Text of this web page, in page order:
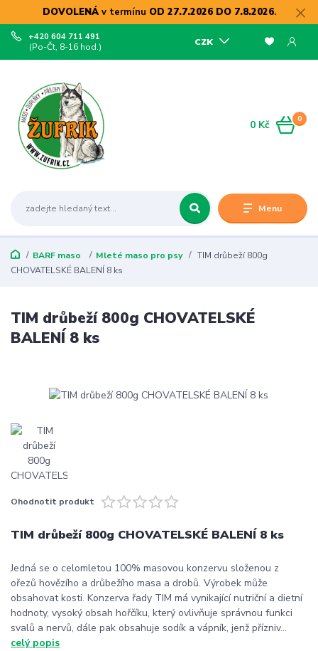
DOVOLENÁv termínu OD 27.7.2026 DO 7.8.2026.
Menu
CZK
+420 604 711 491
(Po-Čt, 8-16 hod.)
0
0 Kč
BARF maso Mleté maso pro psy
TIM drůbeží 800g
CHOVATELSKÉ BALENÍ 8 ks
TIM drůbeží 800g CHOVATELSKÉ
BALENÍ 8 ks
Ohodnotit produkt
TIM drůbeží 800g CHOVATELSKÉ BALENÍ 8 ks
Jedná se o celomletou 100% masovou konzervu složenou z
ořezů hovězího a drůbežího masa a drobů. Výrobek může
obsahovat kosti. Konzerva řady TIM má vynikající nutriční a dietní
hodnoty, vysoký obsah hořčíku, který ovlivňuje správnou funkci
svalů a nervů, dále pak obsahuje sodík a vápník, jenž přízniv...
celý popis